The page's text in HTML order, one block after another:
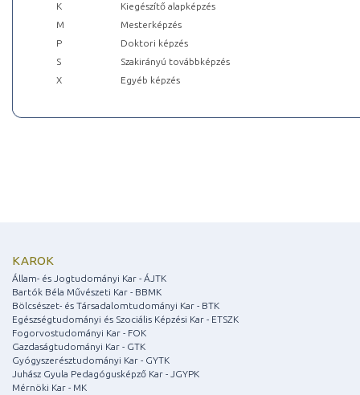
K
Kiegészítő alapképzés
M
Mesterképzés
P
Doktori képzés
S
Szakirányú továbbképzés
X
Egyéb képzés
KAROK
Állam- és Jogtudományi Kar - ÁJTK
Bartók Béla Művészeti Kar - BBMK
Bölcsészet- és Társadalomtudományi Kar - BTK
Egészségtudományi és Szociális Képzési Kar - ETSZK
Fogorvostudományi Kar - FOK
Gazdaságtudományi Kar - GTK
Gyógyszerésztudományi Kar - GYTK
Juhász Gyula Pedagógusképző Kar - JGYPK
Mérnöki Kar - MK